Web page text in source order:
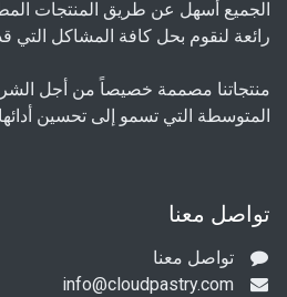
الجميع أسهل عن طريق المنتجات
رائعة لنقوم بحل كافة المشاكل التي قد
منتجاتنا مصممة خصيصاً من أجل
المتوسطة التي تسمو إلى تحسين أدائها.
تواصل معنا
تواصل معنا
info@cloudpastry.com